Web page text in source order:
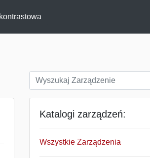
Katalogi zarządzeń:
Wszystkie Zarządzenia